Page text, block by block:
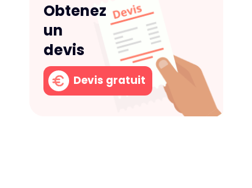
Obtenez
un
devis
Devis gratuit